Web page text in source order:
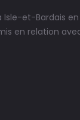
Isle-et-Bardais en
en relation
piscine